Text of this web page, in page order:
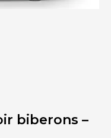
biberons –